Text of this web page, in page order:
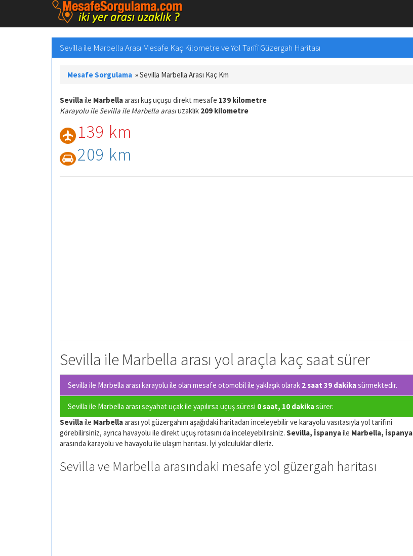
Sevilla ile Marbella Arası Mesafe Kaç Kilometre ve Yol Tarifi Güzergah Haritası
Mesafe Sorgulama »Sevilla Marbella Arası Kaç Km
Sevillaile Marbellaarası kuş uçuşu direkt mesafe 139 kilometre
Karayolu ile Sevilla ile Marbella arasıuzaklık 209 kilometre
139 km
209 km
Sevilla ile Marbella arası yol araçla kaç saat sürer
Sevilla ile Marbella arası karayolu ile olan mesafe otomobil ile yaklaşık olarak 2 saat 39 dakikasürmektedir.
Sevilla ile Marbella arası seyahat uçak ile yapılırsa uçuş süresi 0 saat, 10 dakikasürer.
Sevillaile Marbellaarası yol güzergahını aşağıdaki haritadan inceleyebilir ve karayolu vasıtasıyla yol tarifini
görebilirsiniz, ayrıca havayolu ile direkt uçuş rotasını da inceleyebilirsiniz. Sevilla, İspanyaile Marbella, İspanya
arasında karayolu ve havayolu ile ulaşım harıtası. İyi yolculuklar dileriz.
Sevilla ve Marbella arasındaki mesafe yol güzergah haritası